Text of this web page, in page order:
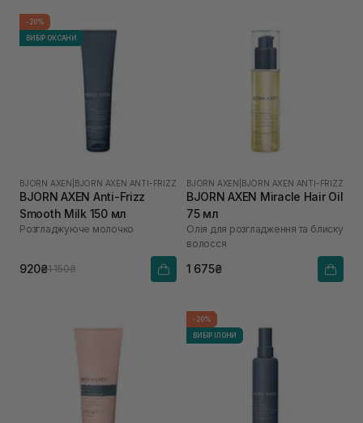
-20%
ВИБІР ОКСАНИ
BJORN AXEN BJORN AXEN ANTI-FRIZZ
BJORN AXEN Anti-Frizz
Smooth Milk 150 мл
Розгладжуюче молочко
920₴1 150₴
BJORN AXEN BJORN AXEN ANTI-FRIZZ
BJORN AXEN Miracle Hair Oil
75 мл
Oлія для розгладження та блиску
волосся
1 675₴
-20%
ВИБІР ІЛОНИ